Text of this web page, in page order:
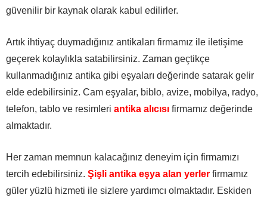
güvenilir bir kaynak olarak kabul edilirler.
Artık ihtiyaç duymadığınız antikaları firmamız ile iletişime
geçerek kolaylıkla satabilirsiniz. Zaman geçtikçe
kullanmadığınız antika gibi eşyaları değerinde satarak gelir
elde edebilirsiniz. Cam eşyalar, biblo, avize, mobilya, radyo,
telefon, tablo ve resimleri antika alıcısı firmamız değerinde
almaktadır.
Her zaman memnun kalacağınız deneyim için firmamızı
tercih edebilirsiniz. Şişli antika eşya alan yerler firmamız
güler yüzlü hizmeti ile sizlere yardımcı olmaktadır. Eskiden